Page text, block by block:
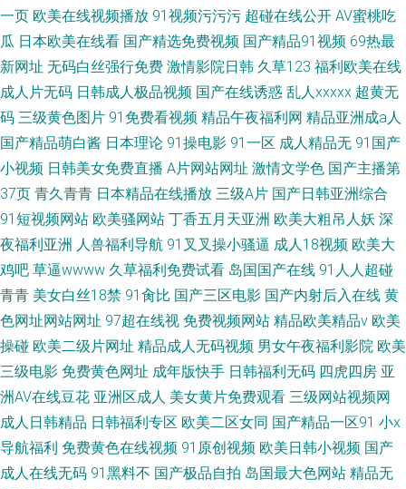
一页 欧美在线视频播放 91视频污污污 超碰在线公开 AV蜜桃吃
瓜 日本欧美在线看 国产精选免费视频 国产精品91视频 69热最
新网址 无码白丝强行免费 激情影院日韩 久草123 福利欧美在线
成人片无码 日韩成人极品视频 国产在线诱惑 乱人xxxxx 超黄无
码 三级黄色图片 91免费看视频 精品午夜福利网 精品亚洲成a人
国产精品萌白酱 日本理论 91操电影 91一区 成人精品无 91国产
小视频 日韩美女免费直播 A片网站网址 激情文学色 国产主播第
37页 青久青青 日本精品在线播放 三级A片 国产日韩亚洲综合
91短视频网站 欧美骚网站 丁香五月天亚洲 欧美大粗吊人妖 深
夜福利亚洲 人兽福利导航 91叉叉操小骚逼 成人18视频 欧美大
鸡吧 草逼wwww 久草福利免费试看 岛国国产在线 91人人超碰
青青 美女白丝18禁 91肏比 国产三区电影 国产内射后入在线 黄
色网址网站网址 97超在线视 免费视频网站 精品欧美精品v 欧美
操碰 欧美二级片网址 精品成人无码视频 男女午夜福利影院 欧美
三级电影 免费黄色网址 成年版快手 日韩福利无码 四虎四房 亚
洲AV在线豆花 亚洲区成人 美女黄片免费观看 三级网站视频网
成人日韩精品 日韩福利专区 欧美二区女同 国产精品一区91 小x
导航福利 免费黄色在线视频 91原创视频 欧美日韩小视频 国产
成人在线无码 91黑料不 国产极品自拍 岛国最大色网站 精品无